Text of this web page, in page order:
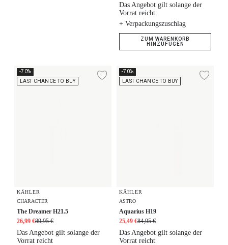
+ Verpackungszuschlag
Das Angebot gilt solange der
Vorrat reicht
ZUM WARENKORB
HINZUFÜGEN
The Dreamer H21.5
-70%
LAST CHANCE TO BUY
Zur Wunschliste
KÄHLER
CHARACTER
The Dreamer H21.5
26,99 €89,95 €
Das Angebot gilt solange der
Vorrat reicht
Aquarius H19
-70%
LAST CHANCE TO BUY
KÄHLER
ASTRO
Aquarius H19
25,49 €84,95 €
Das Angebot gilt solange der
Vorrat reicht